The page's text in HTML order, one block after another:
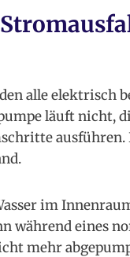
alle elektrisch
läuft nicht,
im
während eines
mehr